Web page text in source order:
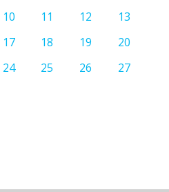
10 11 12
13
17 18 19
20
24 25 26
27